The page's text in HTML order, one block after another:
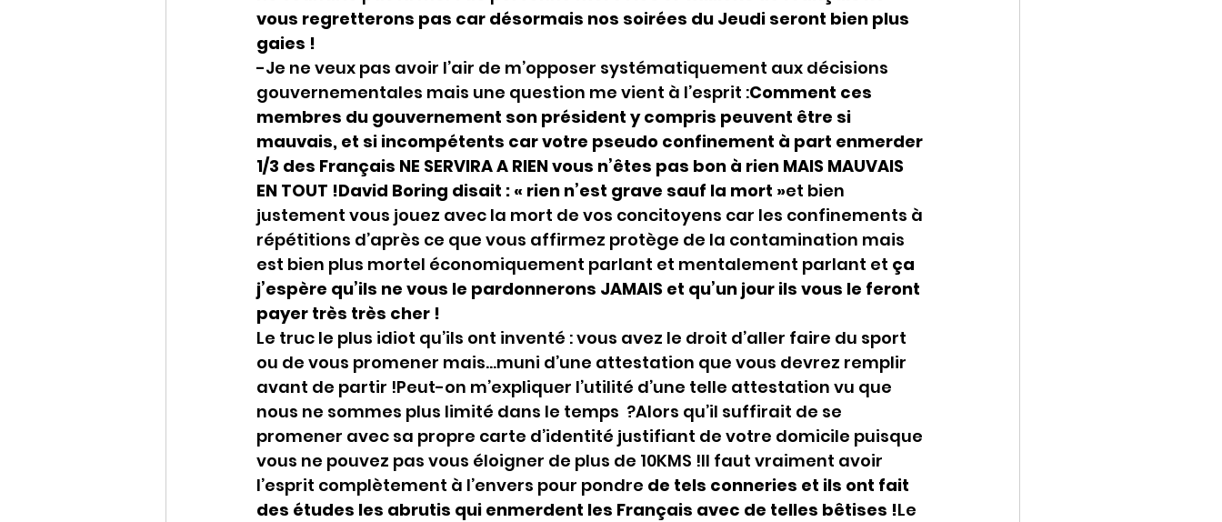
vous regretterons pas car désormais nos soirées du Jeudi seront bien plus
gaies !
-Je ne veux pas avoir l’air de m’opposer systématiquement aux décisions
gouvernementales mais une question me vient à l’esprit :Comment ces
membres du gouvernement son président y compris peuvent être si
mauvais, et si incompétents car votre pseudo confinement à part enmerder
1/3 des Français NE SERVIRA A RIEN vous n’êtes pas bon à rien MAIS MAUVAIS
EN TOUT !David Boring disait : « rien n’est grave sauf la mort »et bien
justement vous jouez avec la mort de vos concitoyens car les confinements à
répétitions d’après ce que vous affirmez protège de la contamination mais
est bien plus mortel économiquement parlant et mentalement parlant et ça
j’espère qu’ils ne vous le pardonnerons JAMAIS et qu’un jour ils vous le feront
payer très très cher !
Le truc le plus idiot qu’ils ont inventé : vous avez le droit d’aller faire du sport
ou de vous promener mais...muni d’une attestation que vous devrez remplir
avant de partir !Peut-on m’expliquer l’utilité d’une telle attestation vu que
nous ne sommes plus limité dans le temps  ?Alors qu’il suffirait de se
promener avec sa propre carte d’identité justifiant de votre domicile puisque
vous ne pouvez pas vous éloigner de plus de 10KMS !Il faut vraiment avoir
l’esprit complètement à l’envers pour pondre de tels conneries et ils ont fait
des études les abrutis qui enmerdent les Français avec de telles bêtises !Le